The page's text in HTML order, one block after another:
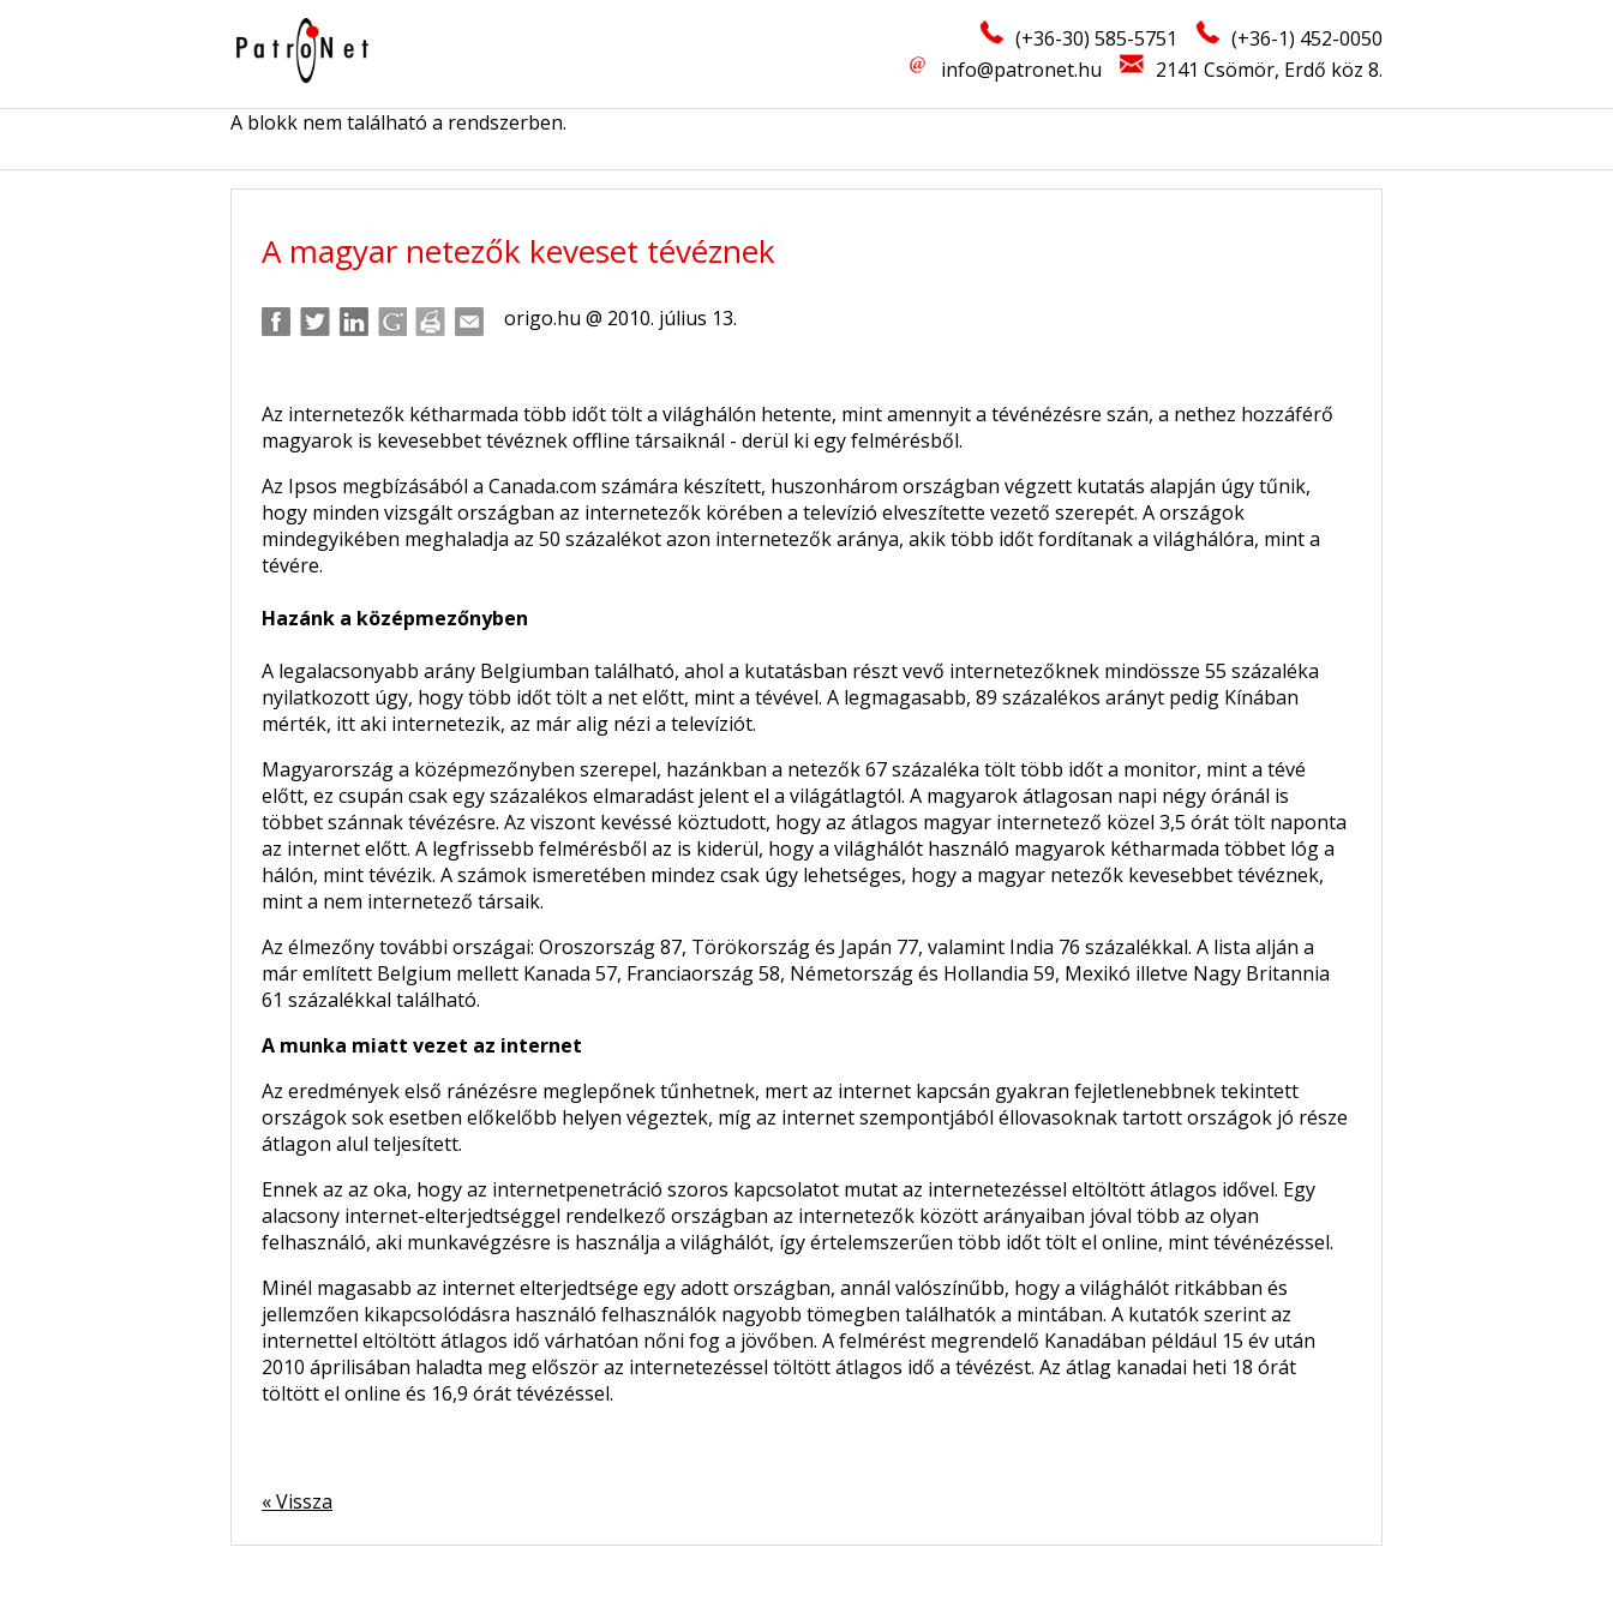
(+36-30) 585-5751
(+36-1) 452-0050
info@patronet.hu
2141 Csömör, Erdő köz 8.
A blokk nem található a rendszerben.
A magyar netezők keveset tévéznek
origo.hu @ 2010. július 13.
Az internetezők kétharmada több időt tölt a világhálón hetente, mint amennyit a tévénézésre szán, a nethez hozzáférő
magyarok is kevesebbet tévéznek offline társaiknál - derül ki egy felmérésből.
Az Ipsos megbízásából a Canada.com számára készített, huszonhárom országban végzett kutatás alapján úgy tűnik,
hogy minden vizsgált országban az internetezők körében a televízió elveszítette vezető szerepét. A országok
mindegyikében meghaladja az 50 százalékot azon internetezők aránya, akik több időt fordítanak a világhálóra, mint a
tévére.
Hazánk a középmezőnyben
A legalacsonyabb arány Belgiumban található, ahol a kutatásban részt vevő internetezőknek mindössze 55 százaléka
nyilatkozott úgy, hogy több időt tölt a net előtt, mint a tévével. A legmagasabb, 89 százalékos arányt pedig Kínában
mérték, itt aki internetezik, az már alig nézi a televíziót.
Magyarország a középmezőnyben szerepel, hazánkban a netezők 67 százaléka tölt több időt a monitor, mint a tévé
előtt, ez csupán csak egy százalékos elmaradást jelent el a világátlagtól. A magyarok átlagosan napi négy óránál is
többet szánnak tévézésre. Az viszont kevéssé köztudott, hogy az átlagos magyar internetező közel 3,5 órát tölt naponta
az internet előtt. A legfrissebb felmérésből az is kiderül, hogy a világhálót használó magyarok kétharmada többet lóg a
hálón, mint tévézik. A számok ismeretében mindez csak úgy lehetséges, hogy a magyar netezők kevesebbet tévéznek,
mint a nem internetező társaik.
Az élmezőny további országai: Oroszország 87, Törökország és Japán 77, valamint India 76 százalékkal. A lista alján a
már említett Belgium mellett Kanada 57, Franciaország 58, Németország és Hollandia 59, Mexikó illetve Nagy Britannia
61 százalékkal található.
A munka miatt vezet az internet
Az eredmények első ránézésre meglepőnek tűnhetnek, mert az internet kapcsán gyakran fejletlenebbnek tekintett
országok sok esetben előkelőbb helyen végeztek, míg az internet szempontjából éllovasoknak tartott országok jó része
átlagon alul teljesített.
Ennek az az oka, hogy az internetpenetráció szoros kapcsolatot mutat az internetezéssel eltöltött átlagos idővel. Egy
alacsony internet-elterjedtséggel rendelkező országban az internetezők között arányaiban jóval több az olyan
felhasználó, aki munkavégzésre is használja a világhálót, így értelemszerűen több időt tölt el online, mint tévénézéssel.
Minél magasabb az internet elterjedtsége egy adott országban, annál valószínűbb, hogy a világhálót ritkábban és
jellemzően kikapcsolódásra használó felhasználók nagyobb tömegben találhatók a mintában. A kutatók szerint az
internettel eltöltött átlagos idő várhatóan nőni fog a jövőben. A felmérést megrendelő Kanadában például 15 év után
2010 áprilisában haladta meg először az internetezéssel töltött átlagos idő a tévézést. Az átlag kanadai heti 18 órát
töltött el online és 16,9 órát tévézéssel.
« Vissza